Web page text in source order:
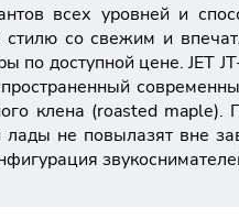
всех уровней и
стилю со свежим и
по доступной цене. JET
клена (roasted maple).
не повылазят вне